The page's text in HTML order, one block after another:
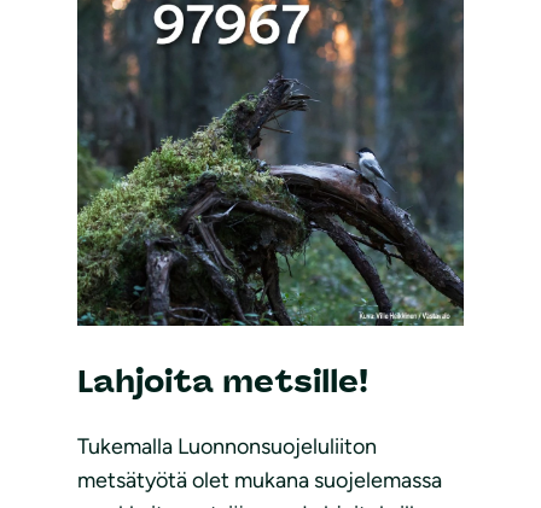
Lahjoita metsille!
Tukemalla Luonnonsuojeluliiton
metsätyötä olet mukana suojelemassa